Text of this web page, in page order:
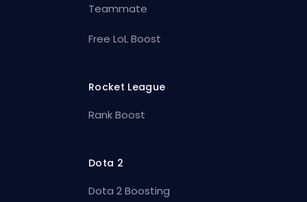
Teammate
Free LoL Boost
Rocket League
Rank Boost
Dota 2
Dota 2 Boosting